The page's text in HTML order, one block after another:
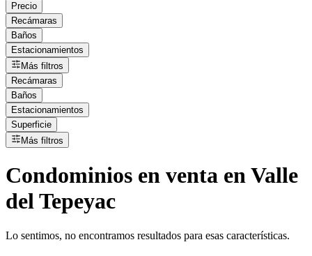
Precio
Recámaras
Baños
Estacionamientos
Más filtros
Recámaras
Baños
Estacionamientos
Superficie
Más filtros
Condominios en venta en Valle
del Tepeyac
Lo sentimos, no encontramos resultados para esas características.